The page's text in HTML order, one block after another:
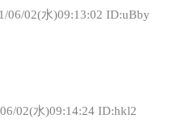
06/02(水)09:13:02 ID:uBby
02(水)09:14:24 ID:hkl2